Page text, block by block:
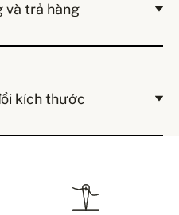
và trả hàng
kích thước